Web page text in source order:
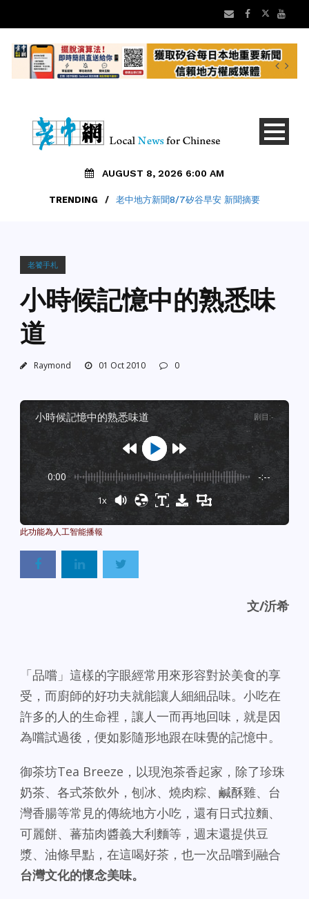
AUGUST 8, 2026 6:00 AM
TRENDING / 老中地方新聞8/7矽谷早安 新聞摘要
老饕手札
小時候記憶中的熟悉味
道
Raymond 01 Oct 2010 0
小時候記憶中的熟悉味道 剧目 :-
0:00 -:--
1x
文/沂希
「品嚐」這樣的字眼經常用來形容對於美食的享
受，而廚師的好功夫就能讓人細細品味。小吃在
許多的人的生命裡，讓人一而再地回味，就是因
為嚐試過後，便如影隨形地跟在味覺的記憶中。
御茶坊Tea Breeze，以現泡茶香起家，除了珍珠
奶茶、各式茶飲外，刨冰、燒肉粽、鹹酥雞、台
灣香腸等常見的傳統地方小吃，還有日式拉麵、
可麗餅、蕃茄肉醬義大利麵等，週末還提供豆
漿、油條早點，在這喝好茶，也一次品嚐到融合
台灣文化的懷念美味。